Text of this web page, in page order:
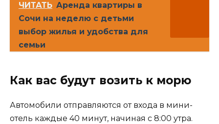
ЧИТАТЬ Аренда квартиры в
Сочи на неделю с детьми
выбор жилья и удобства для
семьи
Как вас будут возить к морю
Автомобили отправляются от входа в мини-
отель каждые 40 минут, начиная с 8:00 утра.